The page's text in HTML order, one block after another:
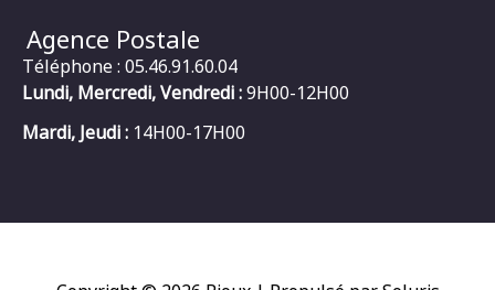
Agence Postale
Téléphone : 05.46.91.60.04
Lundi, Mercredi, Vendredi :9H00-12H00
Mardi, Jeudi : 14H00-17H00